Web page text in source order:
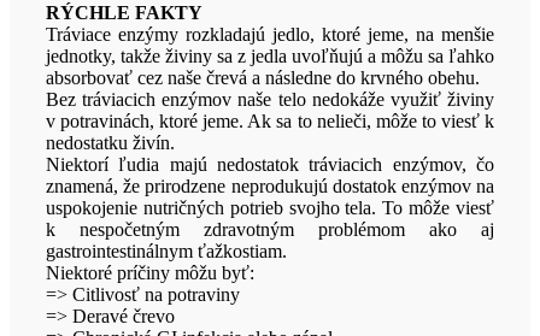
RÝCHLE FAKTY
Tráviace enzýmy rozkladajú jedlo, ktoré jeme, na menšie
jednotky, takže živiny sa z jedla uvoľňujú a môžu sa ľahko
absorbovať cez naše črevá a následne do krvného obehu.
Bez tráviacich enzýmov naše telo nedokáže využiť živiny
v potravinách, ktoré jeme. Ak sa to nelieči, môže to viesť k
nedostatku živín.
Niektorí ľudia majú nedostatok tráviacich enzýmov, čo
znamená, že prirodzene neprodukujú dostatok enzýmov na
uspokojenie nutričných potrieb svojho tela. To môže viesť
k nespočetným zdravotným problémom ako aj
gastrointestinálnym ťažkostiam.
Niektoré príčiny môžu byť:
=> Citlivosť na potraviny
=> Deravé črevo